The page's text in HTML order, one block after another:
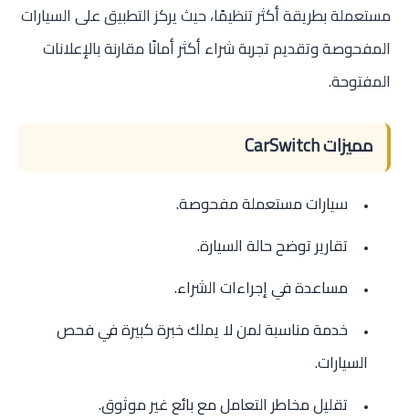
مستعملة بطريقة أكثر تنظيمًا، حيث يركز التطبيق على السيارات
المفحوصة وتقديم تجربة شراء أكثر أمانًا مقارنة بالإعلانات
المفتوحة.
مميزات CarSwitch
سيارات مستعملة مفحوصة.
تقارير توضح حالة السيارة.
مساعدة في إجراءات الشراء.
خدمة مناسبة لمن لا يملك خبرة كبيرة في فحص
السيارات.
تقليل مخاطر التعامل مع بائع غير موثوق.